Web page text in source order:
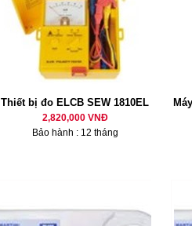
Thiết bị đo ELCB SEW 1810EL
2,820,000 VNĐ
Bảo hành : 12 tháng